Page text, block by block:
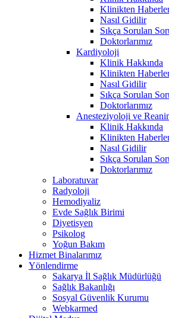
Klinikten
Nasıl Gidilir
Sıkça Sorulan
Doktorlarımız
Kardiyoloji
Klinik Hakkında
Klinikten
Nasıl Gidilir
Sıkça Sorulan
Doktorlarımız
Anesteziyoloji ve
Klinik Hakkında
Klinikten
Nasıl Gidilir
Sıkça Sorulan
Doktorlarımız
Laboratuvar
Radyoloji
Hemodiyaliz
Evde Sağlık Birimi
Diyetisyen
Psikolog
Yoğun Bakım
Hizmet Binalarımız
Yönlendirme
Sakarya İl Sağlık Müdürlüğü
Sağlık Bakanlığı
Sosyal Güvenlik Kurumu
Webkarmed